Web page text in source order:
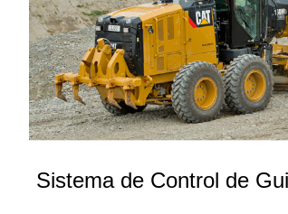
Sistema de Control de